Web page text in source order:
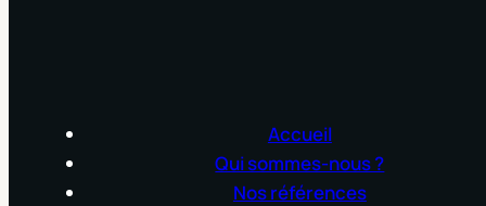
Accueil
Qui sommes-nous ?
Nos références